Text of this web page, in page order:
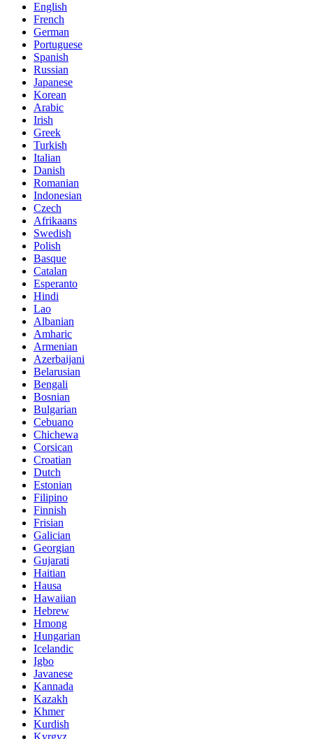
English
French
German
Portuguese
Spanish
Russian
Japanese
Korean
Arabic
Irish
Greek
Turkish
Italian
Danish
Romanian
Indonesian
Czech
Afrikaans
Swedish
Polish
Basque
Catalan
Esperanto
Hindi
Lao
Albanian
Amharic
Armenian
Azerbaijani
Belarusian
Bengali
Bosnian
Bulgarian
Cebuano
Chichewa
Corsican
Croatian
Dutch
Estonian
Filipino
Finnish
Frisian
Galician
Georgian
Gujarati
Haitian
Hausa
Hawaiian
Hebrew
Hmong
Hungarian
Icelandic
Igbo
Javanese
Kannada
Kazakh
Khmer
Kurdish